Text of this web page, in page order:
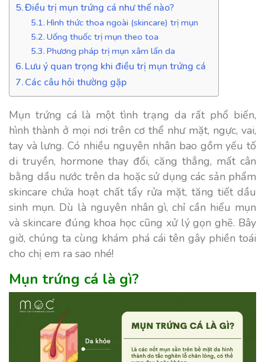
Điều trị mụn trứng cá như thế nào?
Hình thức thoa ngoài (skincare) trị mụn
Uống thuốc trị mụn theo toa
Phương pháp trị mụn xâm lấn da
Lưu ý quan trọng khi điều trị mụn trứng cá
Các câu hỏi thường gặp
Mụn trứng cá là một tình trạng da rất phổ biến,
hình thành ở mọi nơi trên cơ thể như mặt, ngực, vai,
tay và lưng. Có nhiều nguyên nhân bao gồm yếu tố
di truyền, hormone thay đổi, căng thẳng, mất cân
bằng dầu nước trên da hoặc sử dụng các sản phẩm
skincare chứa hoạt chất tẩy rửa mặt, tăng tiết dầu
sinh mụn. Dù là nguyên nhân gì, chỉ cần hiểu mụn
và skincare đúng khoa học cũng xử lý gọn ghẽ. Bây
giờ, chúng ta cùng khám phá cái tên gây phiền toái
cho chị em ra sao nhé!
Mụn trứng cá là gì?